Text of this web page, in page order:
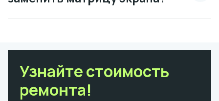
Узнайте стоимость
ремонта!